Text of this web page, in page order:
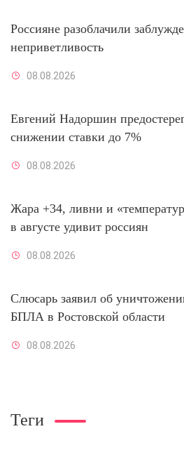
Россияне разоблачили
неприветливость
08.08.2026
Евгений Надоршин
снижении ставки до 7%
08.08.2026
Жара +34, ливни и
в августе удивит россиян
08.08.2026
Слюсарь заявил об
БПЛА в Ростовской области
08.08.2026
Теги